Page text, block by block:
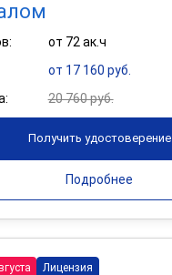
от 72 ак.ч
от 17 160 руб.
20 760 руб.
Получить удостоверение
Подробнее
Лицензия